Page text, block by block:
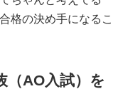
格の決め手になるこ
（AO入試）を